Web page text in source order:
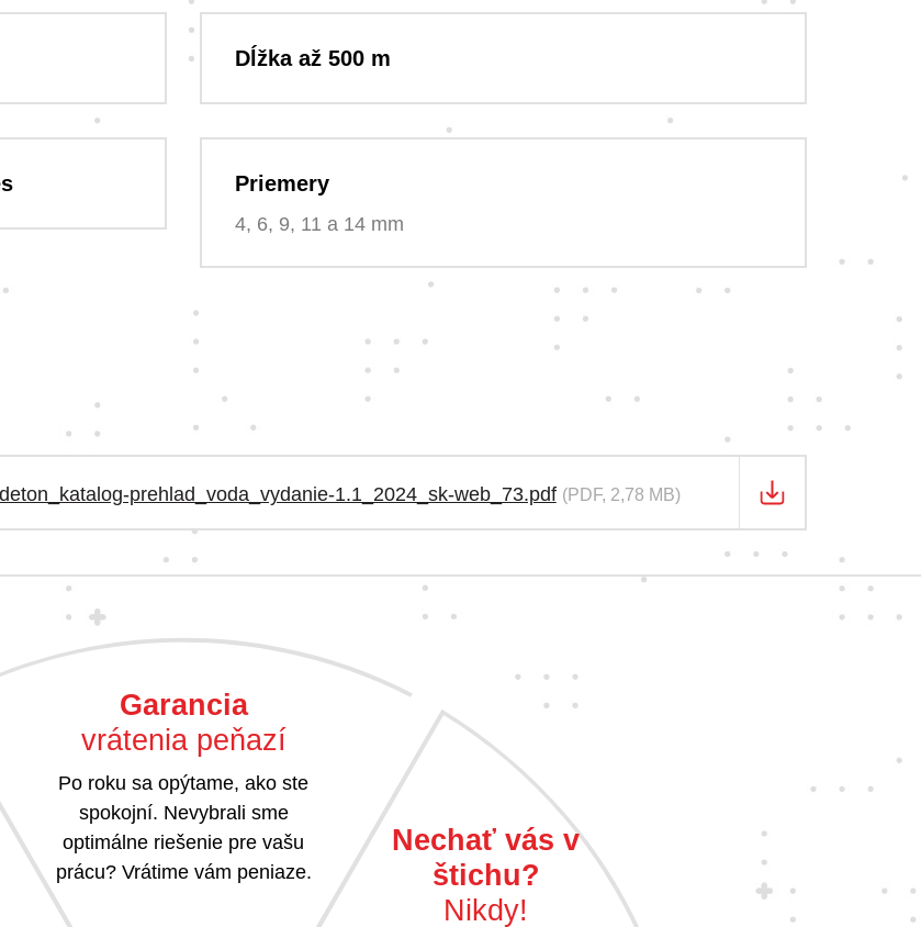
Dĺžka až 500 m
Priemery
4, 6, 9, 11 a 14 mm
prehlad_voda_vydanie-1.1_2024_sk-web_73.pdf (PDF, 2,78 MB)
Garancia
vrátenia peňazí
Po roku sa opýtame, ako ste
spokojní. Nevybrali sme
optimálne riešenie pre vašu
prácu? Vrátime vám peniaze.
Nechať vás v
štichu?
Nikdy!